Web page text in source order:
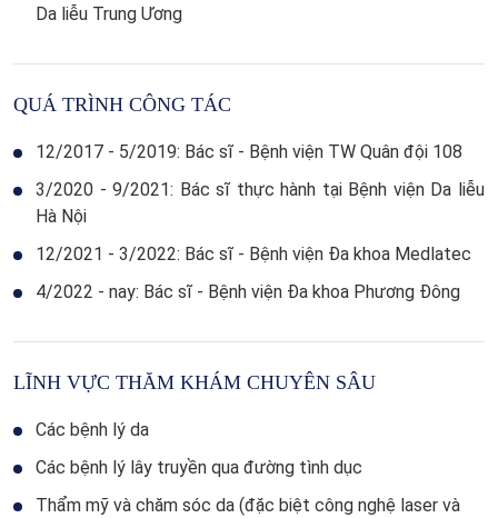
Da liễu Trung Ương
QUÁ TRÌNH CÔNG TÁC
12/2017 - 5/2019: Bác sĩ - Bệnh viện TW Quân đội 108
3/2020 - 9/2021: Bác sĩ thực hành tại Bệnh viện Da liễu
Hà Nội
12/2021 - 3/2022: Bác sĩ - Bệnh viện Đa khoa Medlatec
4/2022 - nay: Bác sĩ - Bệnh viện Đa khoa Phương Đông
LĨNH VỰC THĂM KHÁM CHUYÊN SÂU
Các bệnh lý da
Các bệnh lý lây truyền qua đường tình dục
Thẩm mỹ và chăm sóc da (đặc biệt công nghệ laser và